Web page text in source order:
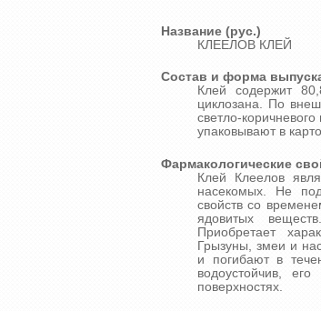
Название (рус.)
КЛЕЕЛОВ КЛЕЙ
Состав и форма
Клей содержит
циклозана. По
светло-
упаковывают в
Фармакологические
Клей Клеелов
насекомых. Не
свойств со
ядовитых
Приобретает
Грызуны, змеи и
и погибают в
водоустойчив,
поверхностях.